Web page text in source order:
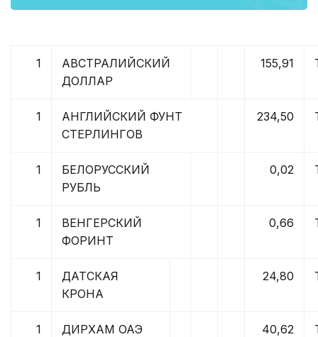
1
АВСТРАЛИЙСКИЙ
ДОЛЛАР
155,91
1
АНГЛИЙСКИЙ ФУНТ
СТЕРЛИНГОВ
234,50
1
БЕЛОРУССКИЙ
РУБЛЬ
0,02
1
ВЕНГЕРСКИЙ
ФОРИНТ
0,66
1
ДАТСКАЯ
КРОНА
24,80
1 ДИРХАМ ОАЭ 40,62